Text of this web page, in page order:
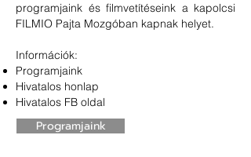
programjaink és filmvetítéseink a kapolcsi
FILMIO Pajta Mozgóban kapnak helyet.
Információk:
Programjaink
Hivatalos honlap
Hivatalos FB oldal
Programjaink